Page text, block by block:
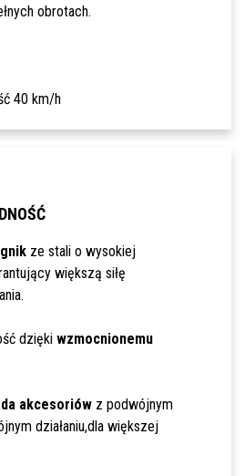
obrotach.
40 km/h
ze stali o wysokiej
większą siłę
dzięki wzmocnionemu
akcesoriówz podwójnym
działaniu,dla większej